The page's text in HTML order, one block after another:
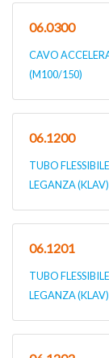
06.0300
CAVO
(M100/150)
06.1200
TUBO
LEGANZA (KLAV)
06.1201
TUBO
LEGANZA (KLAV)